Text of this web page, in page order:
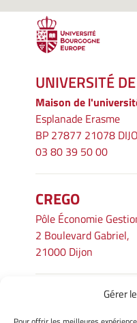
Gérer
UNIVERSITÉ
Maison de
Esplanade Erasme
BP 27877 21078
03 80 39 50 00
CREGO
Pôle Économie
2 Boulevard Gabriel,
21000 Dijon